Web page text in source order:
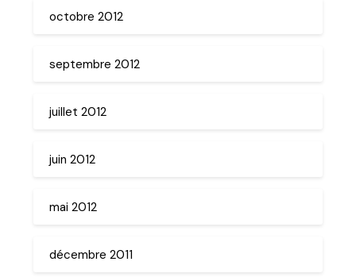
octobre 2012
septembre 2012
juillet 2012
juin 2012
mai 2012
décembre 2011